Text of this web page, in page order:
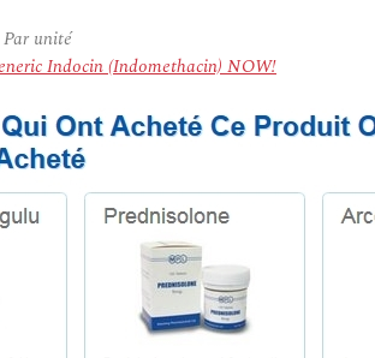
Par unité
Indocin (Indomethacin) NOW!